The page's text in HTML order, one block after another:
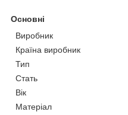
Основні
Виробник
Країна виробник
Тип
Стать
Вік
Матеріал